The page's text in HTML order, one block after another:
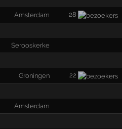
Amsterdam 28
Serooskerke
Groningen 22
Amsterdam